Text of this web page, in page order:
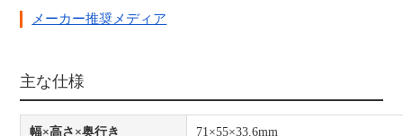
メーカー推奨メディア
主な仕様
幅×高さ×奥行き 71×55×33.6mm